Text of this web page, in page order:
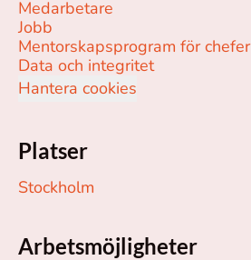
Medarbetare
Jobb
Mentorskapsprogram för chefer
Data och integritet
Hantera cookies
Platser
Stockholm
Arbetsmöjligheter